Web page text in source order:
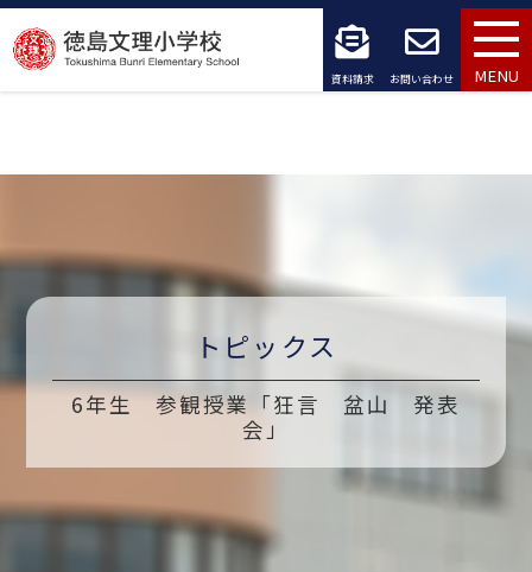
コ
ン
へ
ッ
資料請求 お問い合わせ MENU
トピックス
6年生 参観授業「狂言 盆山 発表
会」